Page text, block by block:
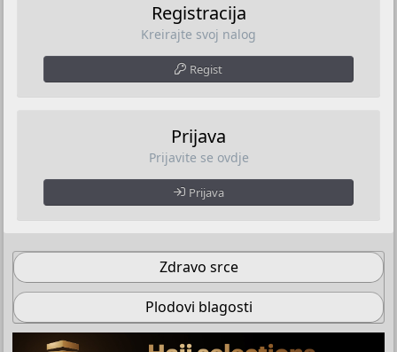
Registracija
Kreirajte svoj nalog
Regist
Prijava
Prijavite se ovdje
Prijava
Zdravo srce
Plodovi blagosti